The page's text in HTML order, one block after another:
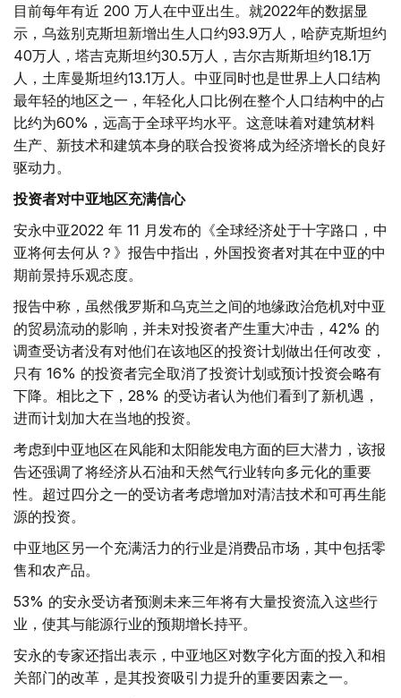
目前每年有近 200 万人在中亚出生。就2022年的数据显
示，乌兹别克斯坦新增出生人口约93.9万人，哈萨克斯坦约
40万人，塔吉克斯坦约30.5万人，吉尔吉斯斯坦约18.1万
人，土库曼斯坦约13.1万人。中亚同时也是世界上人口结构
最年轻的地区之一，年轻化人口比例在整个人口结构中的占
比约为60%，远高于全球平均水平。这意味着对建筑材料
生产、新技术和建筑本身的联合投资将成为经济增长的良好
驱动力。
投资者对中亚地区充满信心
安永中亚2022 年 11 月发布的《全球经济处于十字路口，中
亚将何去何从？》报告中指出，外国投资者对其在中亚的中
期前景持乐观态度。
报告中称，虽然俄罗斯和乌克兰之间的地缘政治危机对中亚
的贸易流动的影响，并未对投资者产生重大冲击，42% 的
调查受访者没有对他们在该地区的投资计划做出任何改变，
只有 16% 的投资者完全取消了投资计划或预计投资会略有
下降。相比之下，28% 的受访者认为他们看到了新机遇，
进而计划加大在当地的投资。
考虑到中亚地区在风能和太阳能发电方面的巨大潜力，该报
告还强调了将经济从石油和天然气行业转向多元化的重要
性。超过四分之一的受访者考虑增加对清洁技术和可再生能
源的投资。
中亚地区另一个充满活力的行业是消费品市场，其中包括零
售和农产品。
53% 的安永受访者预测未来三年将有大量投资流入这些行
业，使其与能源行业的预期增长持平。
安永的专家还指出表示，中亚地区对数字化方面的投入和相
关部门的改革，是其投资吸引力提升的重要因素之一。